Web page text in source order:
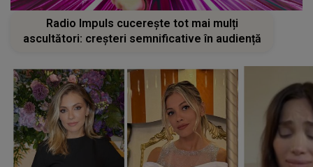
Radio Impuls cucerește tot mai mulți
ascultători: creșteri semnificative în audiență